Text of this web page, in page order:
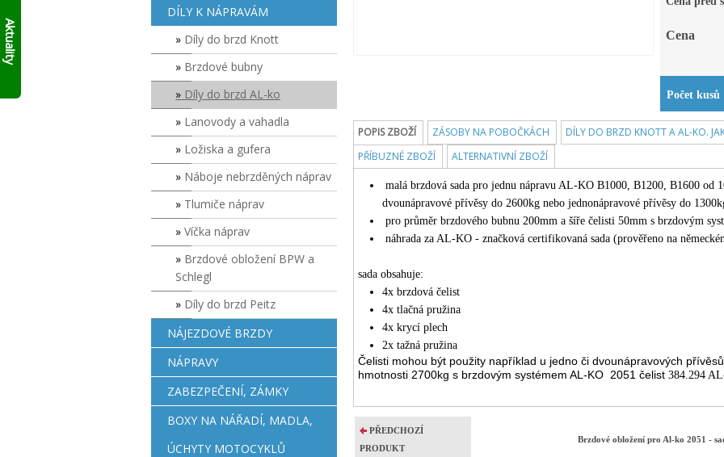
DÍLY K NÁPRAVÁM
Díly do brzd Knott
Brzdové bubny
Díly do brzd AL-ko
Lanovody a vahadla
Ložiska a gufera
Náboje nebrzděných náprav
Tlumiče náprav
Víčka náprav
Brzdové obložení BPW a
Schlegl
Díly do brzd Peitz
NÁJEZDOVÉ BRZDY
NÁPRAVY
ZABEZPEČENÍ, ZÁMKY
BOXY NA NÁŘADÍ, MADLA,
ÚCHYTY MOTOCYKLŮ
Cena
Počet kusů
POPIS ZBOŽÍ ZÁSOBY NA POBOČKÁCH
DÍLY DO BRZD KNOTT A AL-KO.
PŘÍBUZNÉ ZBOŽÍ
ALTERNATIVNÍ ZBOŽÍ
malá brzdová sada pro jednu nápravu AL-KO B1000, B1200, B1600 od
dvounápravové přívěsy do 2600kg nebo jednonápravové přívěsy do
pro průměr brzdového bubnu 200mm a šíře čelisti 50mm s brzdovým
náhrada za AL-KO - značková certifikovaná sada (prověřeno na
sada obsahuje:
4x brzdová čelist
4x tlačná pružina
4x krycí plech
2x tažná pružina
Čelisti mohou být použity například u jedno či dvounápravových
hmotnosti 2700kg s brzdovým systémem AL-KO 2051 čelist 384.294
PŘEDCHOZÍ
PRODUKT
Brzdové obložení pro Al-ko 2051 -
francouzský
přívěs
Click
Up!
10%
SLEVY
NA
SKLADOVÉ
V
Aktuality